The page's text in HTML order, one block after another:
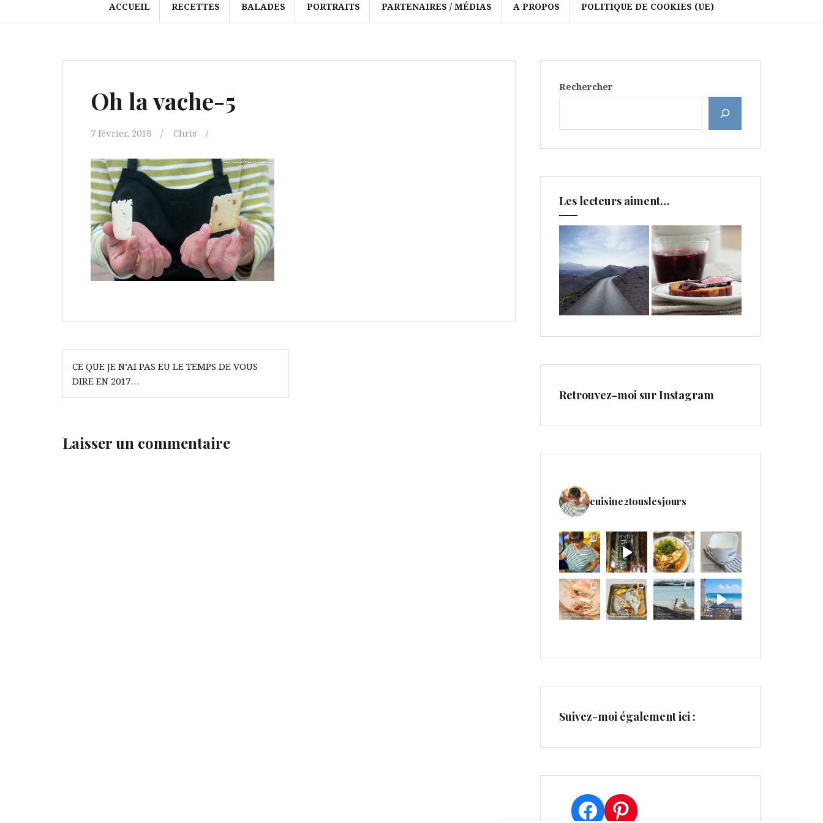
ACCUEIL RECETTES BALADES PORTRAITS PARTENAIRES / MÉDIAS A PROPOS POLITIQUE DE COOKIES (UE)
Oh la vache-5
7 février, 2018 Chris
Navigation
de
l’article
CE QUE JE N’AI PAS EU LE TEMPS DE VOUS
DIRE EN 2017…
Laisser un commentaire
Rechercher
Les lecteurs aiment…
Retrouvez-moi sur Instagram
cuisine2touslesjours
Suivez-moi également ici :
Facebook
Pinterest